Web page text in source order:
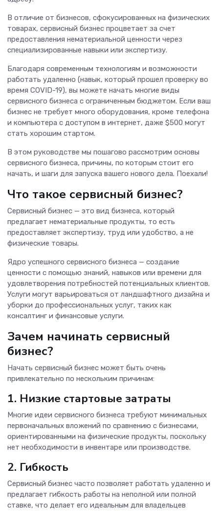
В отличие от бизнесов, сфокусированных на физических
товарах, сервисный бизнес процветает за счет
предоставления нематериальной ценности через
специализированные навыки или экспертизу.
Благодаря современным технологиям и возможности
работать удаленно (навык, который прошел проверку во
время COVID-19), вы можете начать многие виды
сервисного бизнеса с ограниченным бюджетом. Если ваш
бизнес не требует много оборудования, кроме телефона
и компьютера с доступом в интернет, даже $500 могут
стать хорошим стартом.
В этом руководстве мы пошагово рассмотрим основы
сервисного бизнеса, причины, по которым стоит его
начать, и шаги для запуска вашего нового дела. Поехали!
Что такое сервисный бизнес?
Сервисный бизнес — это вид бизнеса, который
предлагает нематериальные продукты, то есть
предоставляет экспертизу, труд или удобство, а не
физические товары.
Ядро успешного сервисного бизнеса — создание
ценности с помощью знаний, навыков или времени для
удовлетворения потребностей потенциальных клиентов.
Услуги могут варьироваться от ландшафтного дизайна и
уборки до профессиональных услуг, таких как
консалтинг и финансовые услуги.
Зачем начинать сервисный
бизнес?
Начать сервисный бизнес может быть очень
привлекательно по нескольким причинам:
1. Низкие стартовые затраты
Многие идеи сервисного бизнеса требуют минимальных
первоначальных вложений по сравнению с бизнесами,
ориентированными на физические продукты, поскольку
нет необходимости в инвентаре или производстве.
2. Гибкость
Сервисный бизнес часто позволяет работать удаленно и
предлагает гибкость работы на неполной или полной
ставке, что делает его идеальным для владельцев